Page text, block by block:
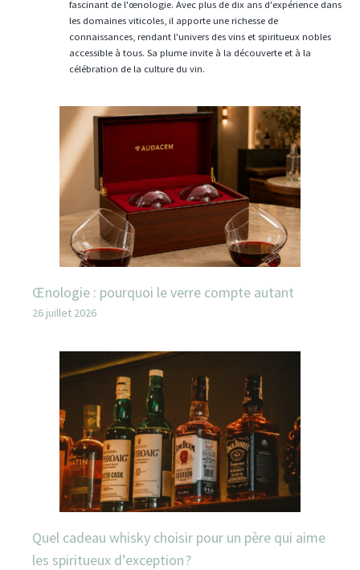
fascinant de l'œnologie. Avec plus de dix ans d'expérience dans
les domaines viticoles, il apporte une richesse de
connaissances, rendant l'univers des vins et spiritueux nobles
accessible à tous. Sa plume invite à la découverte et à la
célébration de la culture du vin.
Œnologie : pourquoi le verre compte autant
26 juillet 2026
Quel cadeau whisky choisir pour un père qui aime
les spiritueux d’exception ?